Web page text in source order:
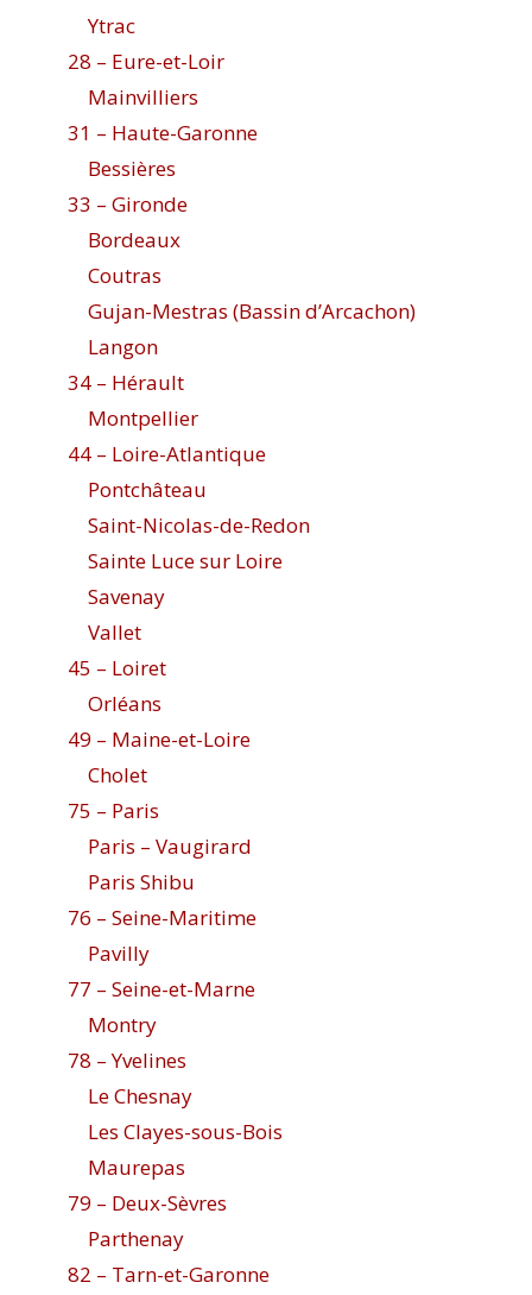
Ytrac
28 – Eure-et-Loir
Mainvilliers
31 – Haute-Garonne
Bessières
33 – Gironde
Bordeaux
Coutras
Gujan-Mestras (Bassin d’Arcachon)
Langon
34 – Hérault
Montpellier
44 – Loire-Atlantique
Pontchâteau
Saint-Nicolas-de-Redon
Sainte Luce sur Loire
Savenay
Vallet
45 – Loiret
Orléans
49 – Maine-et-Loire
Cholet
75 – Paris
Paris – Vaugirard
Paris Shibu
76 – Seine-Maritime
Pavilly
77 – Seine-et-Marne
Montry
78 – Yvelines
Le Chesnay
Les Clayes-sous-Bois
Maurepas
79 – Deux-Sèvres
Parthenay
82 – Tarn-et-Garonne